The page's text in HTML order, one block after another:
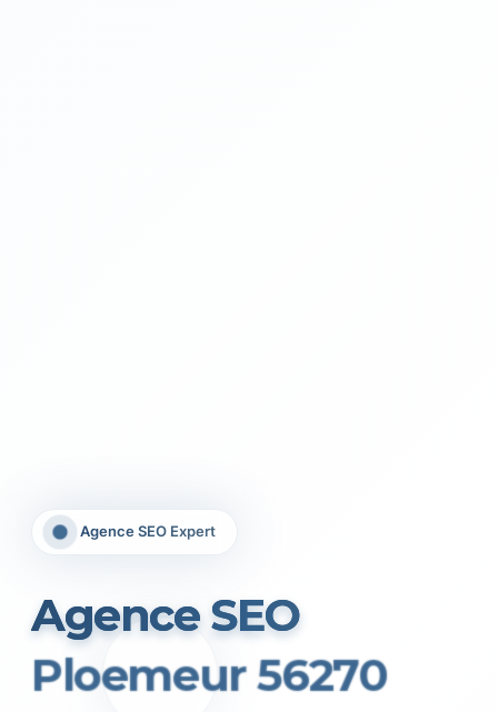
Agence SEO Expert
Agence SEO
Ploemeur 56270